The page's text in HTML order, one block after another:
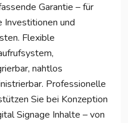
Garantie – für
Investitionen und
Flexible
nahtlos
Professionelle
Sie bei Konzeption
Signage Inhalte – von